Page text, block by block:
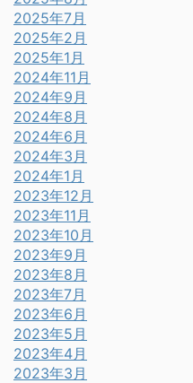
2025年7月
2025年2月
2025年1月
2024年11月
2024年9月
2024年8月
2024年6月
2024年3月
2024年1月
2023年12月
2023年11月
2023年10月
2023年9月
2023年8月
2023年7月
2023年6月
2023年5月
2023年4月
2023年3月